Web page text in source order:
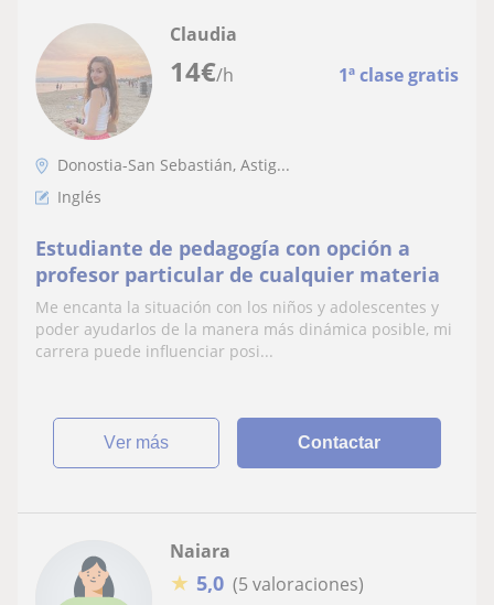
14€/h 1ª clase gratis
Claudia
Donostia-San Sebastián, Astig...
Inglés
Estudiante de pedagogía con opción a
profesor particular de cualquier materia
Me encanta la situación con los niños y adolescentes y
poder ayudarlos de la manera más dinámica posible, mi
carrera puede influenciar posi...
ver más Contactar
Naiara
★ 5,0 (5 valoraciones)